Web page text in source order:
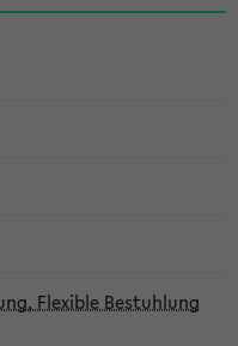
Flexible Bestuhlung